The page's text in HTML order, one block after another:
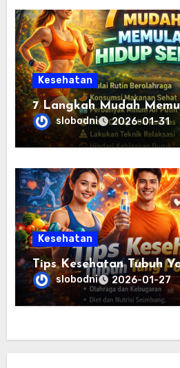
Kesehatan
7 Langkah Mudah
slobodni 2026-01-31
Kesehatan
Tips Kesehatan Tubuh
slobodni 2026-01-27